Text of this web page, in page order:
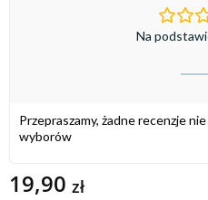
Na
Przepraszamy, żadne recenzje
wyborów
19,90 zł